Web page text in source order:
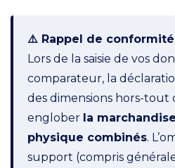
⚠️ Rappel de
Lors de la saisie de vos
comparateur, la
des dimensions hors-
englober la
physique combinés.
support (compris